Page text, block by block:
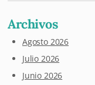
Archivos
Agosto 2026
Julio 2026
Junio 2026